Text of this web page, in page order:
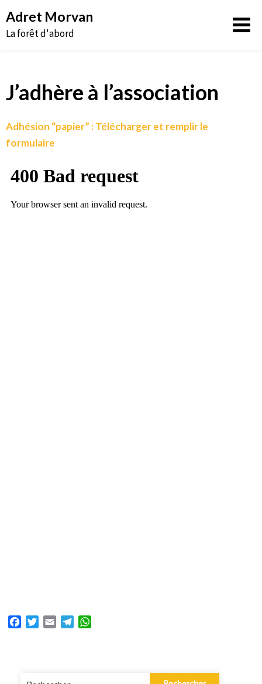
au
contenu
Adret Morvan
La forêt d'abord
J’adhère à l’association
Adhésion “papier” : Télécharger et remplir le
formulaire
Facebook
Twitter
Email Telegram